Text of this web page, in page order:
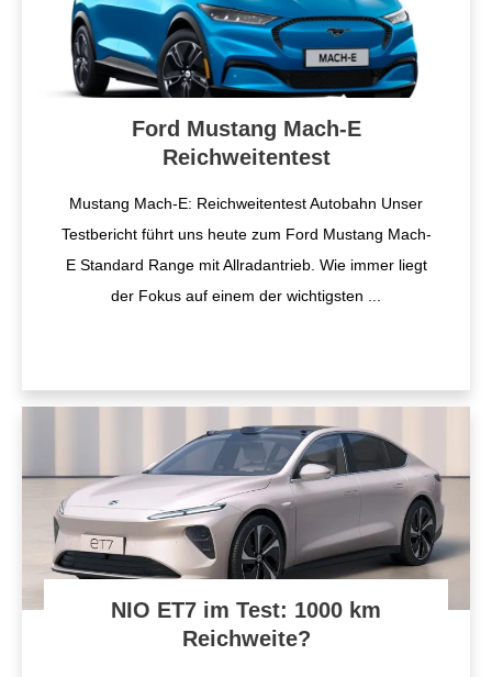
Ford Mustang Mach-E
Reichweitentest
Mustang Mach-E: Reichweitentest Autobahn Unser
Testbericht führt uns heute zum Ford Mustang Mach-
E Standard Range mit Allradantrieb. Wie immer liegt
der Fokus auf einem der wichtigsten
NIO ET7 im Test: 1000 km
Reichweite?